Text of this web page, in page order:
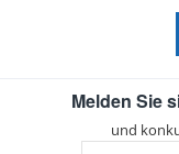
Melden Sie
und